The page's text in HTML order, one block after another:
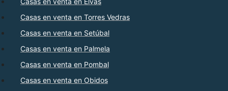
Casas en venta en Torres Vedras
Casas en venta en Setúbal
Casas en venta en Palmela
Casas en venta en Pombal
Casas en venta en Obidos